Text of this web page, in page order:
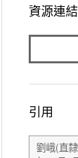
資源連結
引用